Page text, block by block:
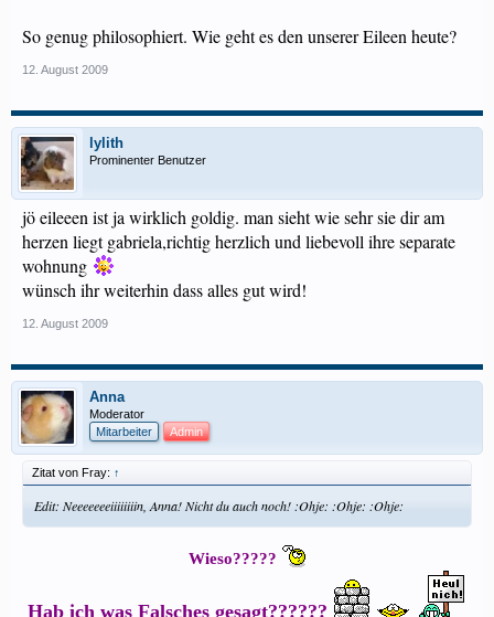
So genug philosophiert. Wie geht es den unserer Eileen heute?
12. August 2009
lylith
Prominenter Benutzer
jö eileeen ist ja wirklich goldig. man sieht wie sehr sie dir am
herzen liegt gabriela,richtig herzlich und liebevoll ihre separate
wohnung
wünsch ihr weiterhin dass alles gut wird!
12. August 2009
Anna
Moderator
Mitarbeiter
Admin
Zitat von Fray: ↑
Edit: Neeeeeeeiiiiiiiin, Anna! Nicht du auch noch! :Ohje: :Ohje: :Ohje:
Wieso?????
Hab ich was Falsches gesagt??????